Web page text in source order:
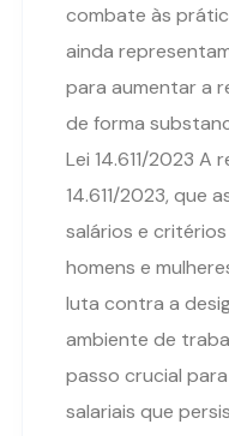
combate às
ainda
para aumentar a
de forma
Lei 14.611/2023 A
14.611/2023, que
salários e
homens e
luta contra a
ambiente de
passo crucial
salariais que